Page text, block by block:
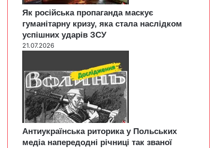
Як російська пропаганда маскує
гуманітарну кризу, яка стала наслідком
успішних ударів ЗСУ
21.07.2026
Антиукраїнська риторика у Польських
медіа напередодні річниці так званої